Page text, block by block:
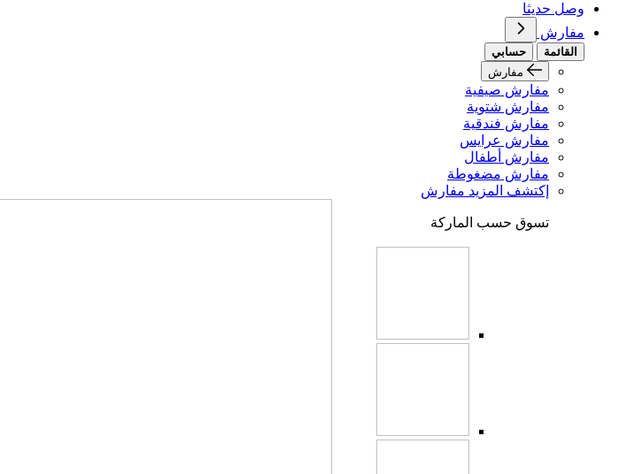
وصل حديثا
مفارش
القائمة
حسابي
مفارش
مفارش صيفية
مفارش شتوية
مفارش فندقية
مفارش عرايس
مفارش أطفال
مفارش مضغوطة
إكتشف المزيد مفارش
تسوق حسب الماركة